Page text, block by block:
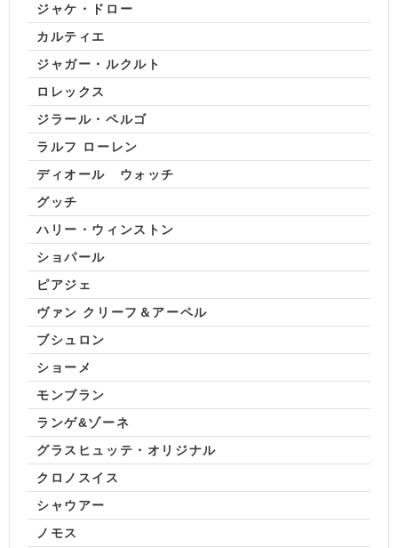
ジャケ・ドロー
カルティエ
ジャガー・ルクルト
ロレックス
ジラール・ペルゴ
ラルフ ローレン
ディオール ウォッチ
グッチ
ハリー・ウィンストン
ショパール
ピアジェ
ヴァン クリーフ＆アーペル
ブシュロン
ショーメ
モンブラン
ランゲ&ゾーネ
グラスヒュッテ・オリジナル
クロノスイス
シャウアー
ノモス